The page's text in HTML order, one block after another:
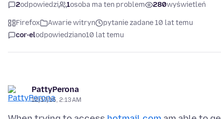
2odpowiedzi 1osoba ma ten problem 280wyświetleń
Firefox Awarie witryn
pytanie zadane 10 lat temu
cor-elodpowiedziano10 lat temu
PattyPerona
12/17/15, 2:13 AM